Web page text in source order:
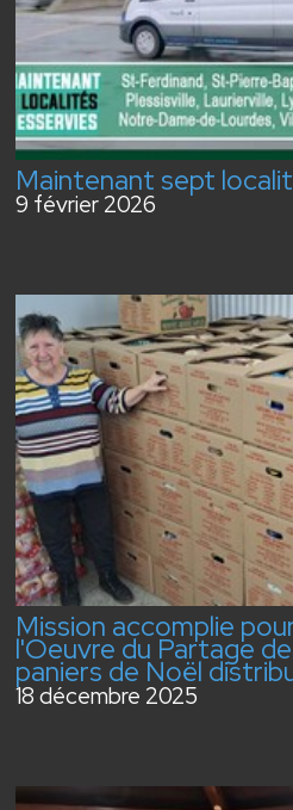
Maintenant sept
9 février 2026
Mission accomplie
l'Oeuvre du Partage
paniers de Noël
18 décembre 2025